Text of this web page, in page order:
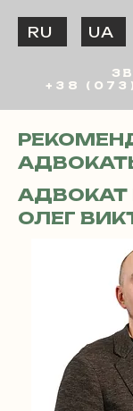
+38
UA
RU
ОЛЕГ